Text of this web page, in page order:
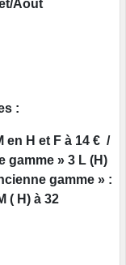
Aout
:
en H et F à 14 € /
gamme » 3 L (H)
gamme » :
( H) à 32